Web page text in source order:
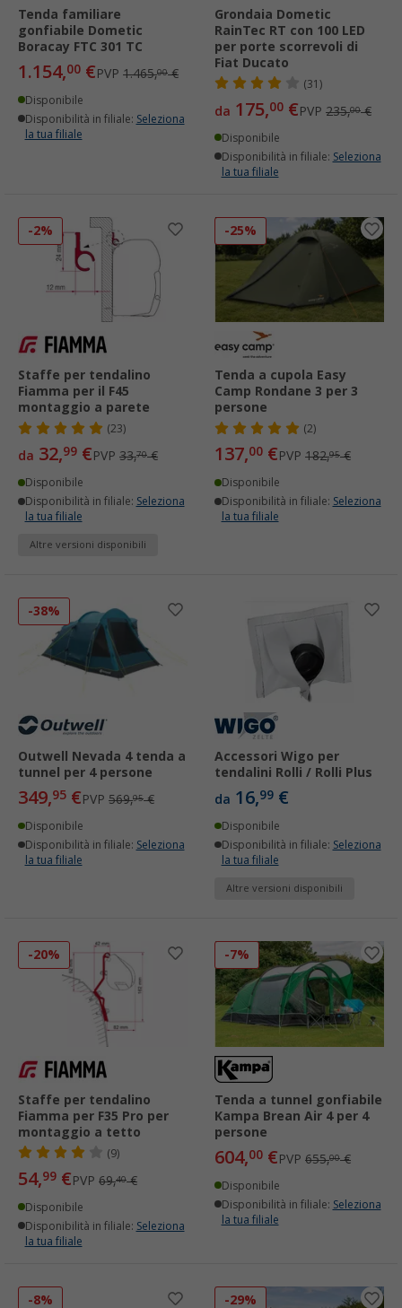
Tenda familiare
gonfiabile Dometic
Boracay FTC 301 TC
1.154,00 €PVP 1.465,00€
Disponibile
Disponibilità in filiale: Seleziona
la tua filiale
Grondaia Dometic
RainTec RT con 100 LED
per porte scorrevoli di
Fiat Ducato
(31)
da 175,00 €PVP 235,00€
Disponibile
Disponibilità in filiale: Seleziona
la tua filiale
-2%
Staffe per tendalino
Fiamma per il F45
montaggio a parete
(23)
da 32,99 €PVP 33,70€
Disponibile
Disponibilità in filiale: Seleziona
la tua filiale
Altre versioni disponibili
-25%
Tenda a cupola Easy
Camp Rondane 3 per 3
persone
(2)
137,00 €PVP 182,95€
Disponibile
Disponibilità in filiale: Seleziona
la tua filiale
-38%
Outwell Nevada 4 tenda a
tunnel per 4 persone
349,95 €PVP 569,95€
Disponibile
Disponibilità in filiale: Seleziona
la tua filiale
Accessori Wigo per
tendalini Rolli / Rolli Plus
da 16,99 €
Disponibile
Disponibilità in filiale: Seleziona
la tua filiale
Altre versioni disponibili
-20%
Staffe per tendalino
Fiamma per F35 Pro per
montaggio a tetto
(9)
54,99 €PVP 69,40€
Disponibile
Disponibilità in filiale: Seleziona
la tua filiale
-7%
Tenda a tunnel gonfiabile
Kampa Brean Air 4 per 4
persone
604,00 €PVP 655,00€
Disponibile
Disponibilità in filiale: Seleziona
la tua filiale
-8% -29%